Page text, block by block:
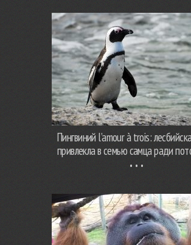
Пингвиний l’amour à trois:
привлекла в семью самца ради